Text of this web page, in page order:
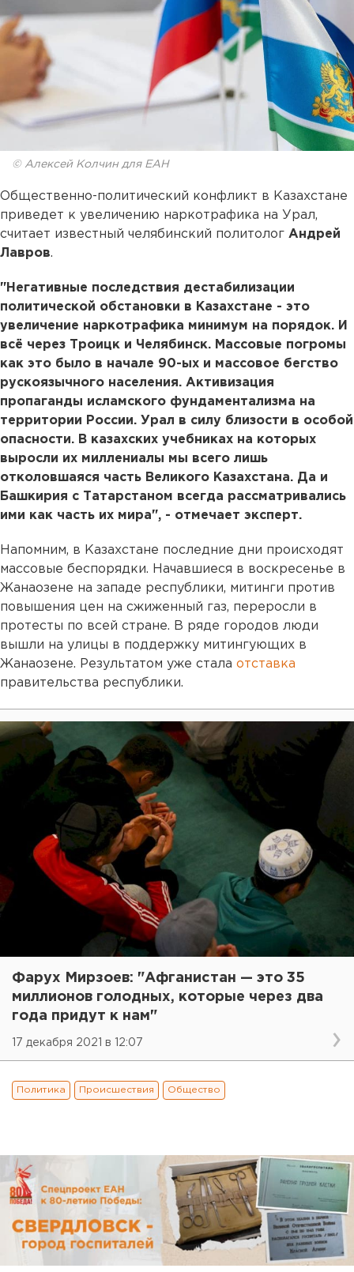
© Алексей Колчин для ЕАН
Общественно-политический конфликт в Казахстане
приведет к увеличению наркотрафика на Урал,
считает известный челябинский политолог Андрей
Лавров.
"Негативные последствия дестабилизации
политической обстановки в Казахстане - это
увеличение наркотрафика минимум на порядок. И
всё через Троицк и Челябинск. Массовые погромы
как это было в начале 90-ых и массовое бегство
рускоязычного населения. Активизация
пропаганды исламского фундаментализма на
территории России. Урал в силу близости в особой
опасности. В казахских учебниках на которых
выросли их миллениалы мы всего лишь
отколовшаяся часть Великого Казахстана. Да и
Башкирия с Татарстаном всегда рассматривались
ими как часть их мира", - отмечает эксперт.
Напомним, в Казахстане последние дни происходят
массовые беспорядки. Начавшиеся в воскресенье в
Жанаозене на западе республики, митинги против
повышения цен на сжиженный газ, переросли в
протесты по всей стране. В ряде городов люди
вышли на улицы в поддержку митингующих в
Жанаозене. Результатом уже стала отставка
правительства республики.
Фарух Мирзоев: "Афганистан — это 35
миллионов голодных, которые через два
года придут к нам"
17 декабря 2021 в 12:07
Политика Происшествия Общество